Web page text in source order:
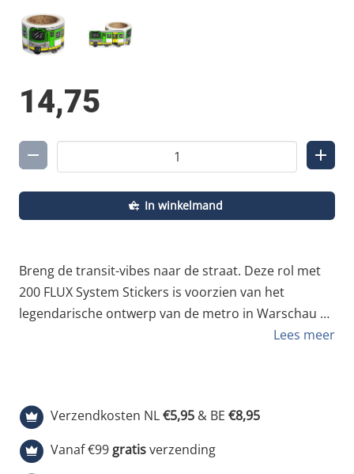
14,75
In winkelmand
Breng de transit-vibes naar de straat. Deze rol met
200 FLUX System Stickers is voorzien van het
legendarische ontwerp van de metro in Warschau —
een eerbetoon aan een van de meest gewaardeerde
rauwe sfeer van het spoor direct naar je tags te
vertalen. Gemaakt met een premium vinylcoating ,
zijn deze stickers gebouwd om de elementen te
Lees meer
Verzendkosten NL€5,95 & BE €8,95
Vanaf €99 gratisverzending